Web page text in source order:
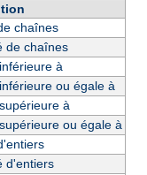
chaînes
de chaînes
à
ou égale à
à
ou égale à
d'entiers